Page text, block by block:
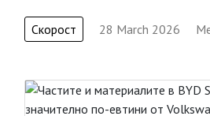
Скорост 28 March 2026